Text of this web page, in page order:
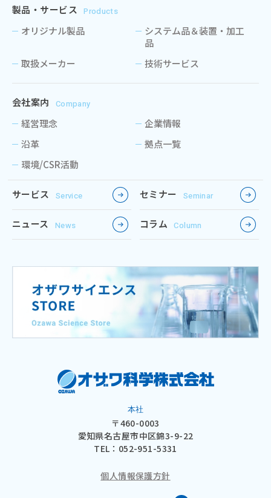
本社
〒460-0003
愛知県名古屋市中区錦3-9-22
TEL： 052-951-5331
個人情報保護方針
Products
製品・サービス
オリジナル製品
システム品＆装置・加工
品
取扱メーカー
技術サービス
Company
会社案内
経営理念
企業情報
沿革
拠点一覧
環境/CSR活動
Service
サービス Seminar
セミナー
News
ニュース Column
コラム